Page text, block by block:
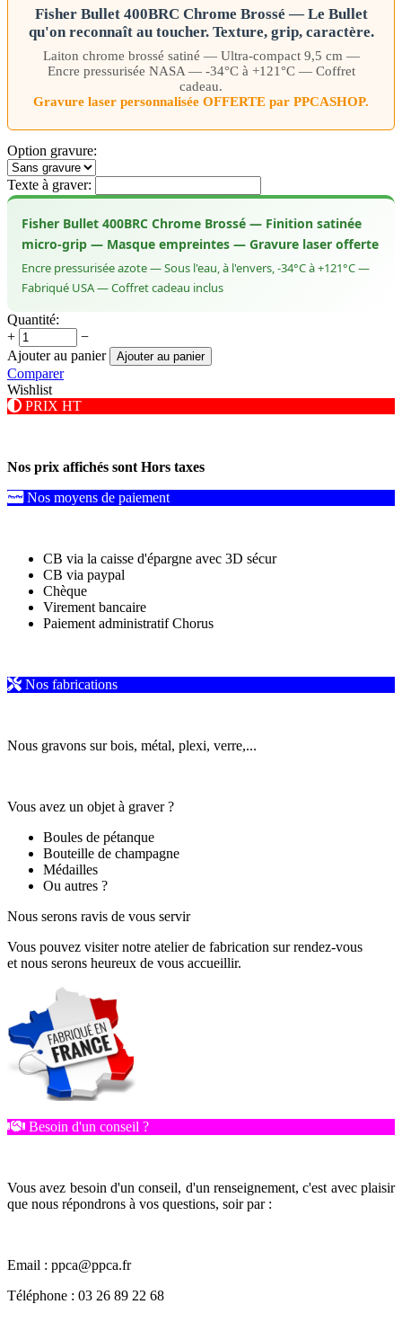
Fisher Bullet 400BRC Chrome Brossé — Le Bullet
qu'on reconnaît au toucher. Texture, grip, caractère.
Laiton chrome brossé satiné — Ultra-compact 9,5 cm —
Encre pressurisée NASA — -34°C à +121°C — Coffret
cadeau.
Gravure laser personnalisée OFFERTE par PPCASHOP.
Option gravure:
Texte à graver:
Fisher Bullet 400BRC Chrome Brossé — Finition satinée
micro-grip — Masque empreintes — Gravure laser offerte
Encre pressurisée azote — Sous l'eau, à l'envers, -34°C à +121°C —
Fabriqué USA — Coffret cadeau inclus
Quantité:
+
−
Ajouter au panier
Ajouter au panier
Comparer
Wishlist
PRIX HT
Nos prix affichés sont Hors taxes
Nos moyens de paiement
CB via la caisse d'épargne avec 3D sécur
CB via paypal
Chèque
Virement bancaire
Paiement administratif Chorus
Nos fabrications
Nous gravons sur bois, métal, plexi, verre,...
Vous avez un objet à graver ?
Boules de pétanque
Bouteille de champagne
Médailles
Ou autres ?
Nous serons ravis de vous servir
Vous pouvez visiter notre atelier de fabrication sur rendez-vous
et nous serons heureux de vous accueillir.
Besoin d'un conseil ?
Vous avez besoin d'un conseil, d'un renseignement, c'est avec plaisir
que nous répondrons à vos questions, soir par :
Email : ppca@ppca.fr
Téléphone : 03 26 89 22 68